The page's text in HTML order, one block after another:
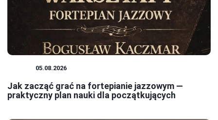
05.08.2026
Jak zacząć grać na fortepianie jazzowym —
praktyczny plan nauki dla początkujących